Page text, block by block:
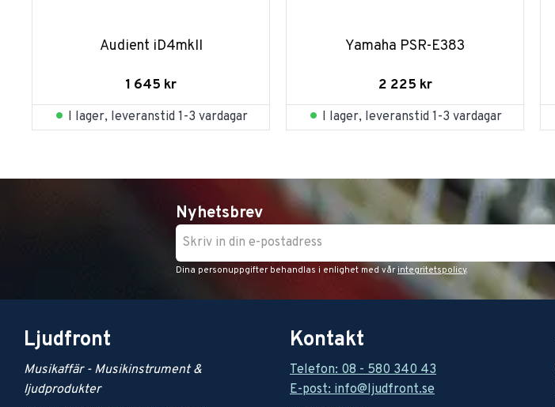
Audient iD4mkII
1 645 kr
I lager, leveranstid 1-3 vardagar
Yamaha PSR-E383
2 225 kr
I lager, leveranstid 1-3 vardagar
Nyhetsbrev
Dina personuppgifter behandlas i enlighet med vårintegritetspolicy.
Ljudfront
Musikaffär - Musikinstrument &
ljudprodukter
Kontakt
Telefon: 08 - 580 340 43
E-post: info@ljudfront.se